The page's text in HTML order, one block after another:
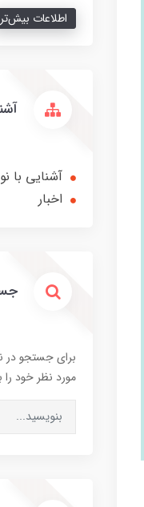
اطلاعات بیش‌تر
آشنایی با
اخبار
برای جستجو در
مورد نظر خود